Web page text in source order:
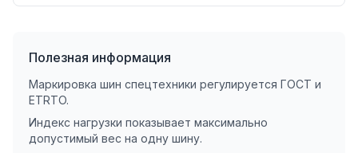
Полезная информация
Маркировка шин спецтехники регулируется ГОСТ и
ETRTO.
Индекс нагрузки показывает максимально
допустимый вес на одну шину.